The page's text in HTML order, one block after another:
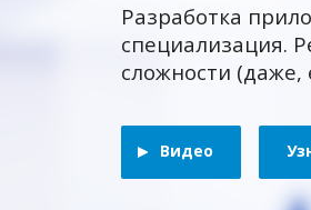
Разработка
специализация.
сложности (даже,
Видео